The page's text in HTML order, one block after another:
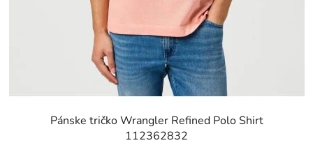
Pánske tričko Wrangler Refined Polo Shirt
112362832